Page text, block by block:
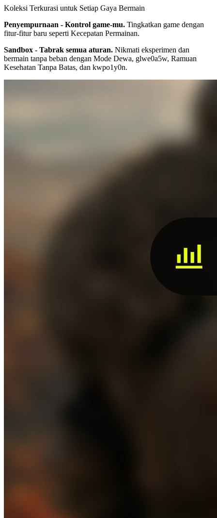
Koleksi Terkurasi untuk Setiap Gaya Bermain
Penyempurnaan - Kontrol game-mu. Tingkatkan game dengan
fitur-fitur baru seperti Kecepatan Permainan.
Sandbox - Tabrak semua aturan. Nikmati eksperimen dan
bermain tanpa beban dengan Mode Dewa, glwe0a5w, Ramuan
Kesehatan Tanpa Batas, dan kwpo1y0n.